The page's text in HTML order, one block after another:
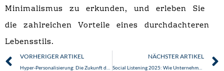
Minimalismus zu erkunden, und erleben Sie
die zahlreichen Vorteile eines durchdachteren
Lebensstils.
Zurück
VORHERIGER ARTIKEL NÄCHSTER ARTIKEL
Social Listening 2025: Wie Unternehmen Social Media Daten für fundierte Geschäftsentscheidungen nutzen